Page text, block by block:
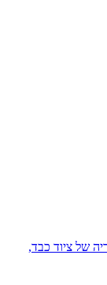
של ציוד כבד,